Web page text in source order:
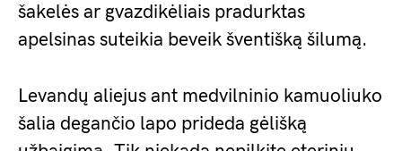
šakelės ar gvazdikėliais pradurktas
apelsinas suteikia beveik šventišką šilumą.
Levandų aliejus ant medvilninio kamuoliuko
šalia degančio lapo prideda gėlišką